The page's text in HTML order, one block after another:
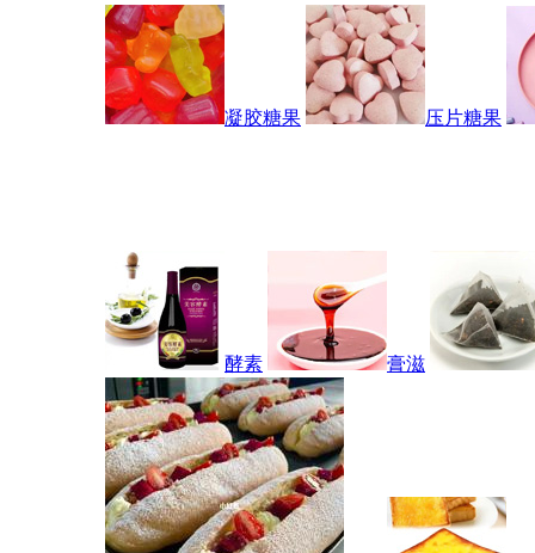
凝胶糖果 压片糖果
酵素 膏滋